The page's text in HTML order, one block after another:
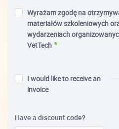
Wyrażam zgodę na
materiałów szkoleniowych
wydarzeniach
VetTech
I would like to receive an
invoice
Have a discount code?